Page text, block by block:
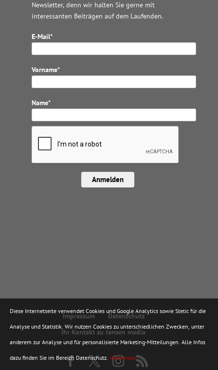
Newsletter, denn wir halten Sie gerne mit
interessanten Beiträgen auf dem Laufenden.
E-Mail*
Vorname*
Name*
Anmelden
Impressum
Datenschutz
Ihr Kontakt zu Jensen media
Diese Internetseite verwendet Cookies und Google Analytics sowie Stetic für die
Analyse und Statistik. Wir nutzen Cookies zu unterschiedlichen Zwecken, unter
anderem zur Analyse und für personalisierte Marketing-Mitteilungen. Alle Infos
dazu finden Sie im Bereich Datenschutz. View more